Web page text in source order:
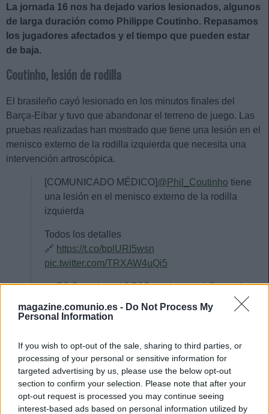
magazine.comunio.es - Do Not Process My
Personal Information
If you wish to opt-out of the sale, sharing to third parties, or
processing of your personal or sensitive information for
targeted advertising by us, please use the below opt-out
section to confirm your selection. Please note that after your
opt-out request is processed you may continue seeing
interest-based ads based on personal information utilized by
La jornada 16 nos ha dejado varios lesionados, algunos
de larga duración como Philippe Coutinho. Repasamos
los jugadores afectados y el tiempo que pueden estar
de baja.
Coutinho, lesión de rodilla
El brasileño cayó lesionado en los minutos finales del
Barça-Eibar y tuvo que abandonar el terreno de juego. Las
pruebas realizadas han mostrado que tiene una lesión en el
menisco externo de la rodilla izquierda que necesita una
intervención artroscópica.
[COMUNICADO MÉDICO]@Phil_Coutinho tiene
una lesión en el menisco externo de la rodilla
izquierda
Todos los detalles
🔗 https://t.co/bplURI5wsn
pic.twitter.com/TRXAW4uQi5
— FC Barcelona (@FCBarcelona_es)December
30, 2020
El club no ha dado a conocer el tiempo de baja, pero es
posible que Coutinho esté fuera de los terrenos de juego
hasta marzo o abril. El mediapunta ha disputado 12 partidos
de Liga esta temporada, con 2 goles, 2 asistencias y 5,33
puntos Comunio de media. Su baja supondrá más minutos